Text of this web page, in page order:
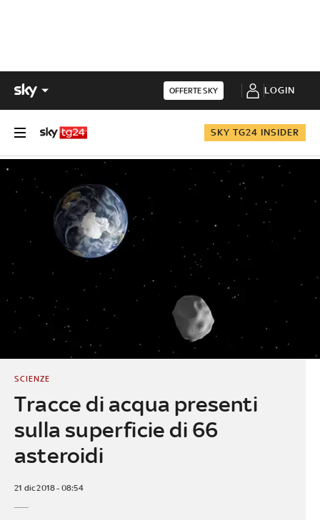
OFFERTE SKY LOGIN
SKY TG24 INSIDER
Tracce di acqua presenti
sulla superficie di 66
asteroidi
SCIENZE
21 dic 2018 - 08:54